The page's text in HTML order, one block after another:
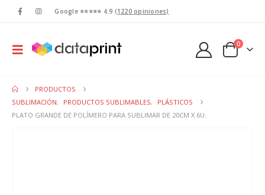
Google ⭐⭐⭐⭐⭐ 4.9 (1220 opiniones)
0
PRODUCTOS
SUBLIMACIÓN, PRODUCTOS SUBLIMABLES,
PLÁSTICOS
PLATO GRANDE DE POLÍMERO PARA SUBLIMAR DE 20CM X 6U.